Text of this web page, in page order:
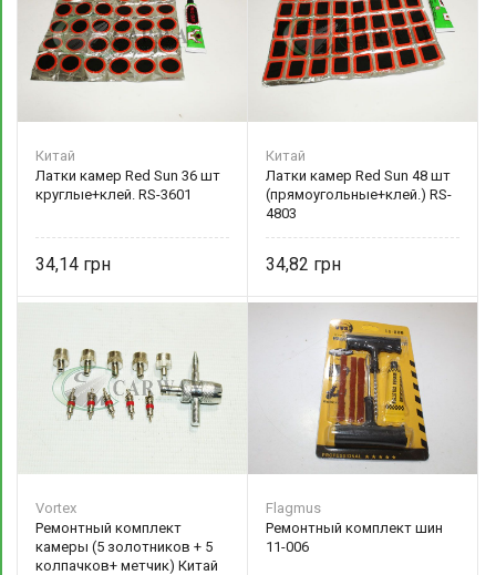
Китай
Латки камер Red Sun 36 шт
круглые+клей. RS-3601
34,14
Китай
Латки камер Red Sun 48 шт
(прямоугольные+клей.) RS-
4803
34,82
Vortex
Ремонтный комплект
камеры (5 золотников + 5
колпачков+ метчик) Китай
Flagmus
Ремонтный комплект шин
11-006